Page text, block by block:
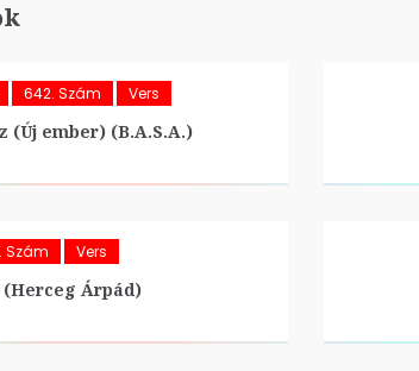
642. Szám Vers
(Új ember) (B.A.S.A.)
Szám Vers
(Herceg Árpád)